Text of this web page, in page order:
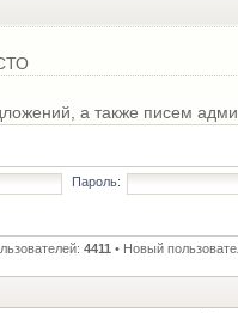
а также писем
Пароль:
4411 • Новый